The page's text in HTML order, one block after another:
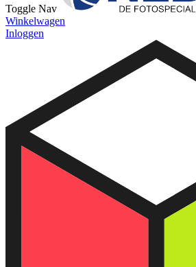
Toggle Nav
Winkelwagen
Inloggen